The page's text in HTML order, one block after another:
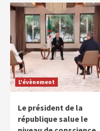
L'évènement
Le président de la
république salue le